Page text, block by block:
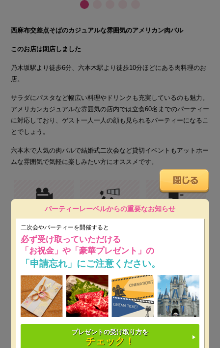
西麻布交差点そばのカジュアルな雰囲気のアメリカン肉バル
このお店は閉店しました
乃木坂駅より徒歩6分、六本木駅より徒歩10分ほどにある肉料理のお
店。
サラダにパスタなど幅広い料理やドリンクも充実しているのも魅力。
アメリカンカジュアルな雰囲気の店内では立食60名までのパーティー
に対応しており、ゲスト一人一人の顔も見られるパーティーになるこ
とでしょう。
六本木で人気の肉バルで結婚式二次会など貸切イベントもアットホー
ムな雰囲気で気軽に楽しみたい方にオススメです。
プロジェクター&スク
リーン
テラス 音響設備
近隣駐車場
人数
立食 30～60名
着席 ～26名
パーティーレーベルからの重要なお知らせ
二次会やパーティーを開催すると
必ず受け取っていただける
「お祝金」や「豪華プレゼント」の
「申請忘れ」にご注意ください。
プレゼントの受け取り方を
チェック！